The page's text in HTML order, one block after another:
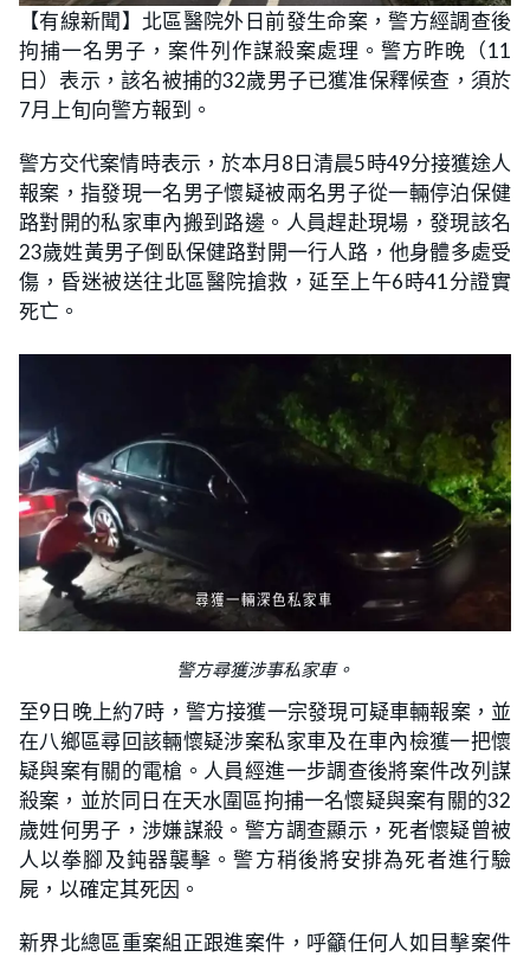
【有線新聞】北區醫院外日前發生命案，警方經調查後
拘捕一名男子，案件列作謀殺案處理。警方昨晚（11
日）表示，該名被捕的32歲男子已獲准保釋候查，須於
7月上旬向警方報到。
警方交代案情時表示，於本月8日清晨5時49分接獲途人
報案，指發現一名男子懷疑被兩名男子從一輛停泊保健
路對開的私家車內搬到路邊。人員趕赴現場，發現該名
23歲姓黃男子倒臥保健路對開一行人路，他身體多處受
傷，昏迷被送往北區醫院搶救，延至上午6時41分證實
死亡。
警方尋獲涉事私家車。
至9日晚上約7時，警方接獲一宗發現可疑車輛報案，並
在八鄉區尋回該輛懷疑涉案私家車及在車內檢獲一把懷
疑與案有關的電槍。人員經進一步調查後將案件改列謀
殺案，並於同日在天水圍區拘捕一名懷疑與案有關的32
歲姓何男子，涉嫌謀殺。警方調查顯示，死者懷疑曾被
人以拳腳及鈍器襲擊。警方稍後將安排為死者進行驗
屍，以確定其死因。
新界北總區重案組正跟進案件，呼籲任何人如目擊案件